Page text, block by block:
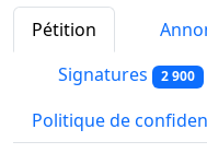
Pétition
Signatures 2 900
Politique de